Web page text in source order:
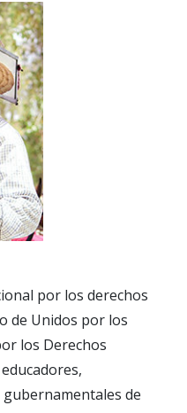
por los derechos
de Unidos por los
los Derechos
de